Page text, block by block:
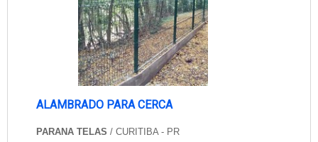
melhor experiência para parceiros novos e
cercamentos do Brasil.
ALAMBRADO PARA CERCA
PARANA TELAS / CURITIBA - PR